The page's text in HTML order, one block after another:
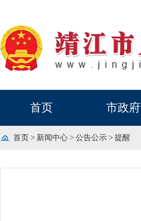
首页 市政府
首页 > 新闻中心 > 公告公示 > 提醒